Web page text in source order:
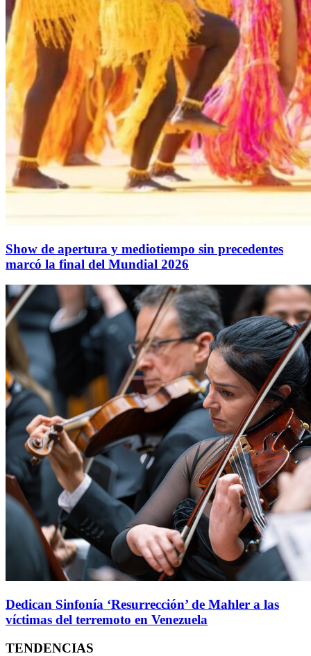
Show de apertura y mediotiempo sin precedentes
marcó la final del Mundial 2026
Dedican Sinfonía ‘Resurrección’ de Mahler a las
víctimas del terremoto en Venezuela
TENDENCIAS